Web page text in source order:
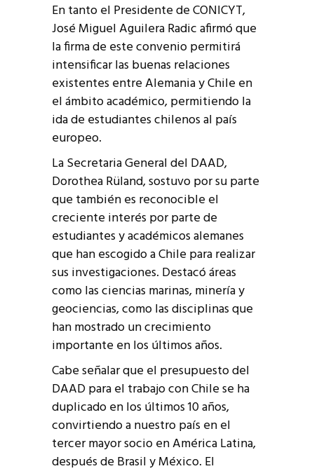
En tanto el Presidente de CONICYT,
José Miguel Aguilera Radic afirmó que
la firma de este convenio permitirá
intensificar las buenas relaciones
existentes entre Alemania y Chile en
el ámbito académico, permitiendo la
ida de estudiantes chilenos al país
europeo.
La Secretaria General del DAAD,
Dorothea Rüland, sostuvo por su parte
que también es reconocible el
creciente interés por parte de
estudiantes y académicos alemanes
que han escogido a Chile para realizar
sus investigaciones. Destacó áreas
como las ciencias marinas, minería y
geociencias, como las disciplinas que
han mostrado un crecimiento
importante en los últimos años.
Cabe señalar que el presupuesto del
DAAD para el trabajo con Chile se ha
duplicado en los últimos 10 años,
convirtiendo a nuestro país en el
tercer mayor socio en América Latina,
después de Brasil y México. El